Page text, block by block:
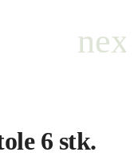
6 stk.